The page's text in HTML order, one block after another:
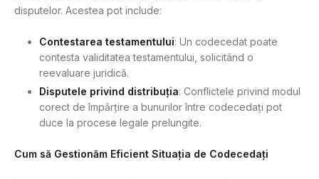
disputelor. Acestea pot include:
Contestarea testamentului: Un codecedat poate
contesta validitatea testamentului, solicitând o
reevaluare juridică.
Disputele privind distribuția: Conflictele privind modul
corect de împărțire a bunurilor între codecedați pot
duce la procese legale prelungite.
Cum să Gestionăm Eficient Situația de Codecedați